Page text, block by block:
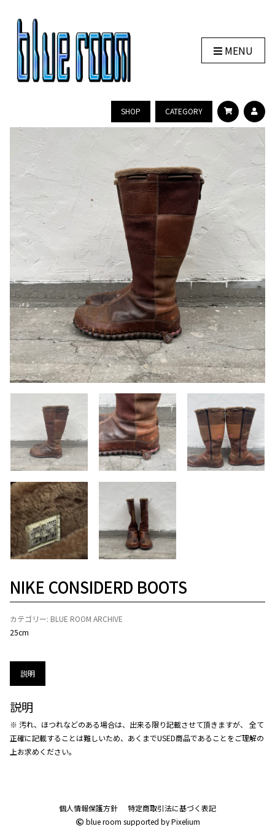
MENU
SHOP CATEGORY
NIKE CONSIDERD BOOTS
カテゴリー: BLUE ROOM ARCHIVE
25cm
説明
説明
※ 汚れ、ほつれなどのある場合は、出来る限り記載させて頂きますが、 全て
正確に記載することは難しいため、あくまでUSED商品であることをご理解の
上お求めください。
個人情報保護方針
特定商取引法に基づく表記
blue room supported byPixelium